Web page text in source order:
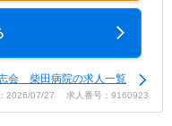
会 柴田病院の求人一覧
2026/07/27 求人番号：9160923